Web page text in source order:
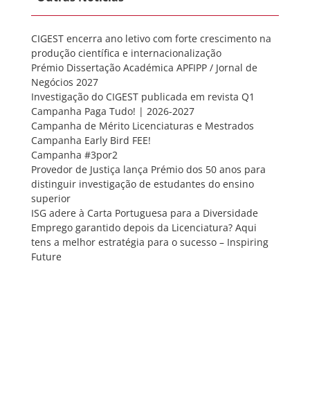
CIGEST encerra ano letivo com forte crescimento na
produção científica e internacionalização
Prémio Dissertação Académica APFIPP / Jornal de
Negócios 2027
Investigação do CIGEST publicada em revista Q1
Campanha Paga Tudo! | 2026-2027
Campanha de Mérito Licenciaturas e Mestrados
Campanha Early Bird FEE!
Campanha #3por2
Provedor de Justiça lança Prémio dos 50 anos para
distinguir investigação de estudantes do ensino
superior
ISG adere à Carta Portuguesa para a Diversidade
Emprego garantido depois da Licenciatura? Aqui
tens a melhor estratégia para o sucesso – Inspiring
Future